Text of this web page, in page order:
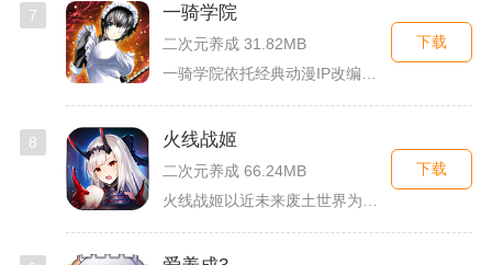
7 一骑学院
二次元养成 31.82MB
下载
8 火线战姬
二次元养成 66.24MB
下载